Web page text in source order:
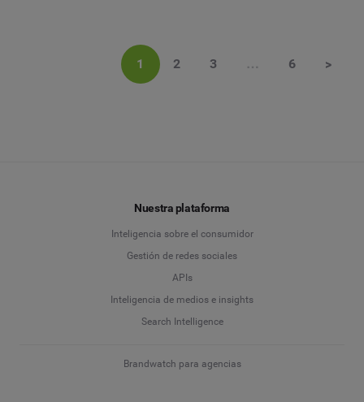
1 2 3 … 6 >
Nuestra plataforma
Inteligencia sobre el consumidor
Gestión de redes sociales
APIs
Inteligencia de medios e insights
Search Intelligence
Brandwatch para agencias